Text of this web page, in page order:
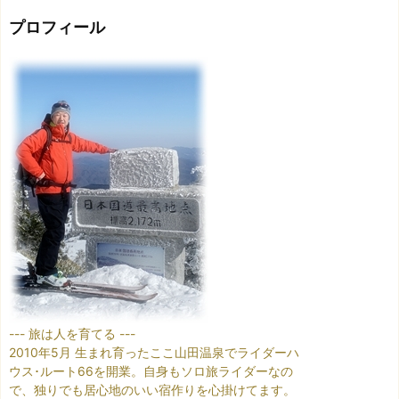
プロフィール
--- 旅は人を育てる ---
2010年5月 生まれ育ったここ山田温泉でライダーハ
ウス･ルート66を開業。自身もソロ旅ライダーなの
で、独りでも居心地のいい宿作りを心掛けてます。